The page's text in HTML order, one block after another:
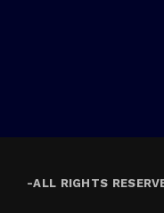
ALL RIGHTS
-